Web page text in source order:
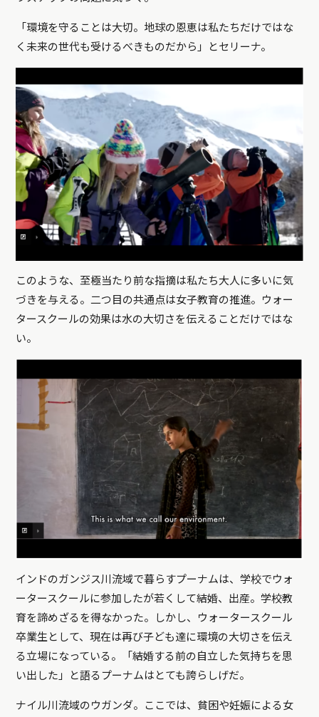
「環境を守ることは大切。地球の恩恵は私たちだけではな
く未来の世代も受けるべきものだから」とセリーナ。
このような、至極当たり前な指摘は私たち大人に多いに気
づきを与える。二つ目の共通点は女子教育の推進。ウォー
タースクールの効果は水の大切さを伝えることだけではな
い。
インドのガンジス川流域で暮らすプーナムは、学校でウォ
ータースクールに参加したが若くして結婚、出産。学校教
育を諦めざるを得なかった。しかし、ウォータースクール
卒業生として、現在は再び子ども達に環境の大切さを伝え
る立場になっている。「結婚する前の自立した気持ちを思
い出した」と語るプーナムはとても誇らしげだ。
ナイル川流域のウガンダ。ここでは、貧困や妊娠による女